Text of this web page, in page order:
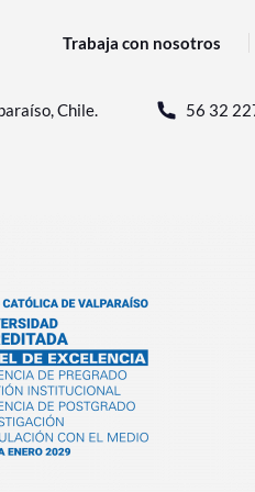
Trabaja con nosotros
Chile. 56 32